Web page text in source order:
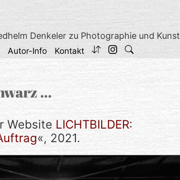
Denkeler zu Photographie und Kunst
Autor-Info Kontakt
…
Website LICHTBILDER:
«, 2021.